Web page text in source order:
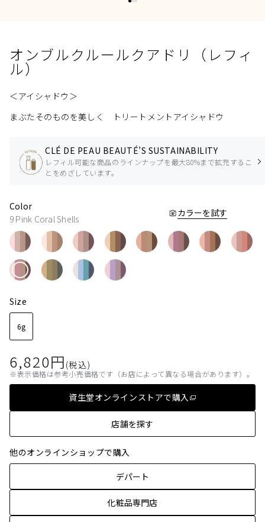
オンブルクルールクアドリ（レフィ
ル）
＜アイシャドウ＞
まぶたそのものを美しく トリートメントアイシャドウ
CLÉ DE PEAU BEAUTÉ’S SUSTAINABILITY
レフィル可能な商品のラインナップを最大80%まで拡充するこ
とをめざしています。
Color
9 Pink Coral Shells
カラーを試す
Size
6g
6,820円 (税込)
表示価格は参考小売価格です（お店によって異なる場合があります）。
資生堂オンラインストアで購入
店舗を探す
他のオンラインショップで購入
デパート
化粧品専門店